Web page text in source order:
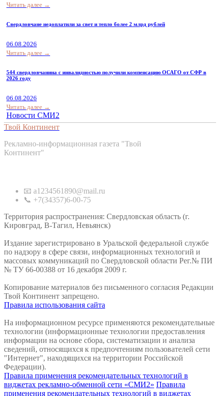
Читать далее →
Свердловчане недоплатили за свет и тепло более 2 млрд рублей
06.08.2026
Читать далее →
544 свердловчанина с инвалидностью получили компенсацию ОСАГО от СФР в
2026 году
06.08.2026
Читать далее →
Новости СМИ2
Твой Континент
Рекламно-информационная газета "Твой
Континент"
📧 a1234561890@mail.ru
📞 +7(34357)6-00-75
Территория распространения: Свердловская область (г.
Кировград, В-Тагил, Невьянск)
Издание зарегистрировано в Уральской федеральной службе
по надзору в сфере связи, информационных технологий и
массовых коммуникаций по Свердловской области Рег.№ ПИ
№ ТУ 66-00388 от 16 декабря 2009 г.
Копирование материалов без письменного согласия Редакции
Твой Континент запрещено.
Правила использования сайта
На информационном ресурсе применяются рекомендательные
технологии (информационные технологии предоставления
информации на основе сбора, систематизации и анализа
сведений, относящихся к предпочтениям пользователей сети
"Интернет", находящихся на территории Российской
Федерации).
Правила применения рекомендательных технологий в
виджетах рекламно-обменной сети «СМИ2» Правила
применения рекомендательных технологий в виджетах